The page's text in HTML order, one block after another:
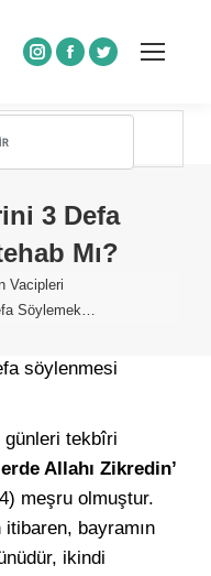
Instagram
Facebook
Twitter
3 Defa
Mı?
Vacipleri
Söylemek…
söylenmesi
tekbîri
Allahı Zikredin’
meşru olmuştur.
bayramın
ikindi